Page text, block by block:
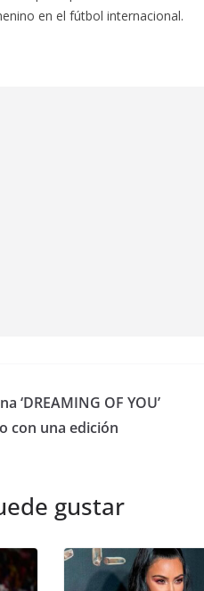
en el fútbol internacional.
‘DREAMING OF YOU’
con una edición
gustar